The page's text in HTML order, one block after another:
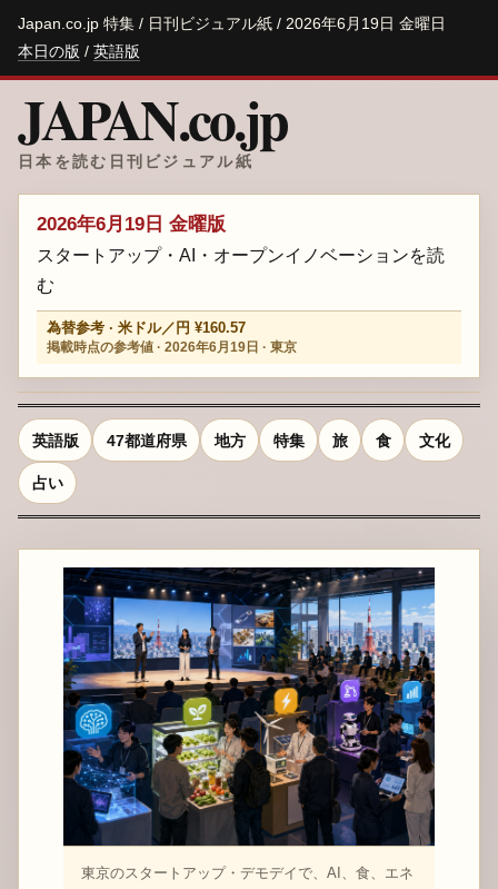
Japan.co.jp 特集 / 日刊ビジュアル紙 / 2026年6月19日 金曜日
本日の版 / 英語版
JAPAN.co.jp
日本を読む日刊ビジュアル紙
2026年6月19日 金曜版
スタートアップ・AI・オープンイノベーションを読
む
為替参考 · 米ドル／円 ¥160.57
掲載時点の参考値 · 2026年6月19日 · 東京
英語版 47都道府県 地方 特集 旅 食 文化
占い
東京のスタートアップ・デモデイで、AI、食、エネ